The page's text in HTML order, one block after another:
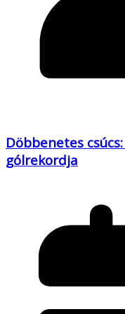
Döbbenetes
gólrekordja